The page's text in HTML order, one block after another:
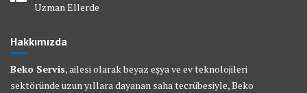
Uzman Ellerde
Hakkımızda
Beko Servis, ailesi olarak beyaz eşya ve ev teknolojileri
sektöründe uzun yıllara dayanan saha tecrübesiyle, Beko